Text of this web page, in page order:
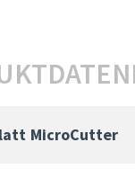
MicroCutter